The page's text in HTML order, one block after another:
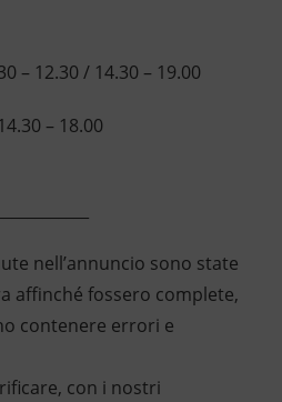
– 12.30 / 14.30 – 19.00
– 18.00
nell’annuncio sono state
affinché fossero complete,
contenere errori e
con i nostri